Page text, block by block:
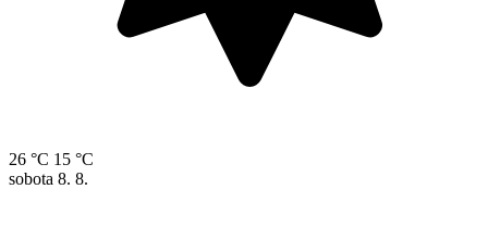
26 °C 15 °C
sobota 8. 8.